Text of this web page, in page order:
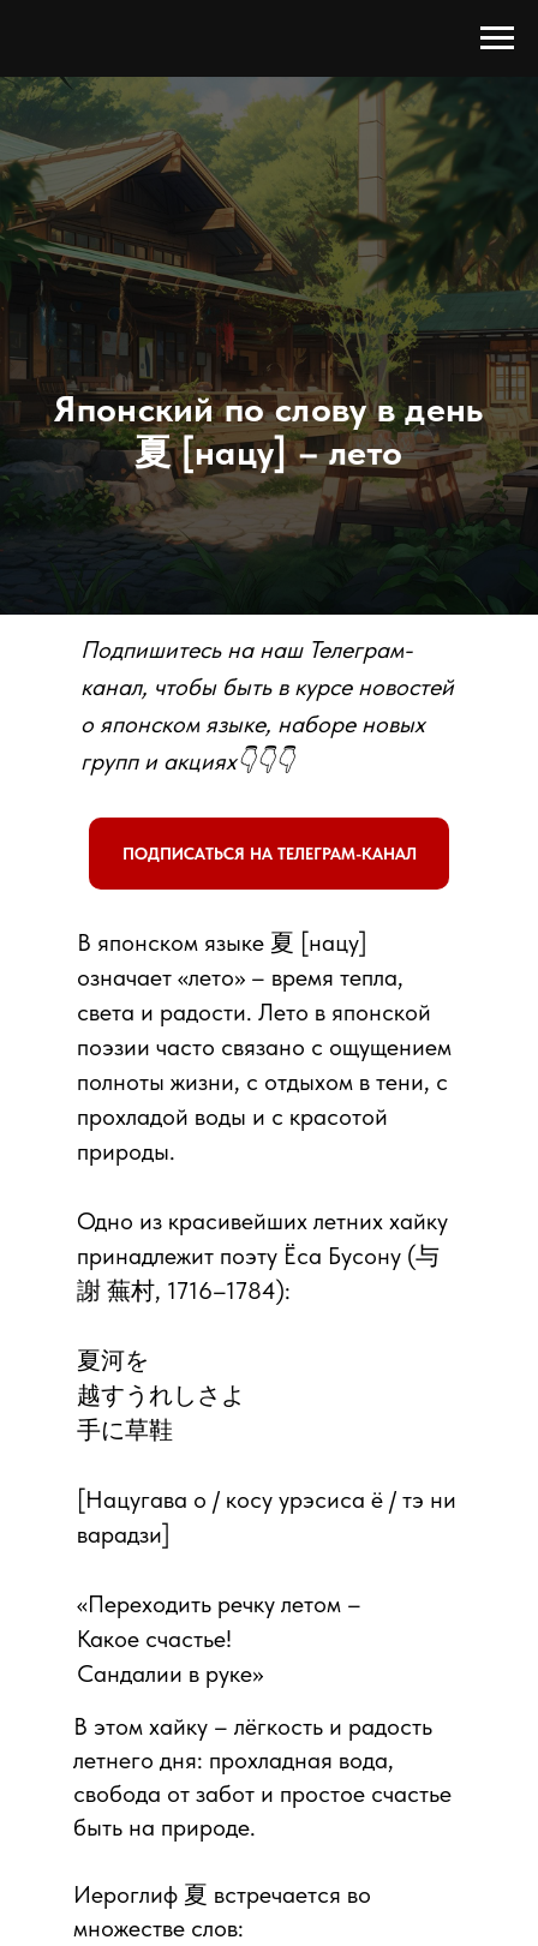
Японский по слову в день
夏 [нацу] – лето
Подпишитесь на наш Телеграм-
канал, чтобы быть в курсе новостей
о японском языке, наборе новых
групп и акциях👇👇👇
ПОДПИСАТЬСЯ НА ТЕЛЕГРАМ-КАНАЛ
В японском языке 夏 [нацу]
означает «лето» – время тепла,
света и радости. Лето в японской
поэзии часто связано с ощущением
полноты жизни, с отдыхом в тени, с
прохладой воды и с красотой
природы.
Одно из красивейших летних хайку
принадлежит поэту Ёса Бусону (与
謝 蕪村, 1716–1784):
夏河を
越すうれしさよ
手に草鞋
[Нацугава о / косу урэсиса ё / тэ ни
варадзи]
«Переходить речку летом –
Какое счастье!
Сандалии в руке»
В этом хайку – лёгкость и радость
летнего дня: прохладная вода,
свобода от забот и простое счастье
быть на природе.
Иероглиф 夏 встречается во
множестве слов: